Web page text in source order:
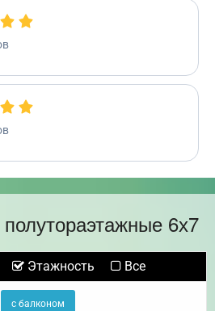
6х7
Этажность Все
с балконом